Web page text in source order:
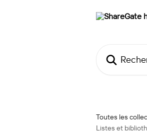
Toutes les
Listes et